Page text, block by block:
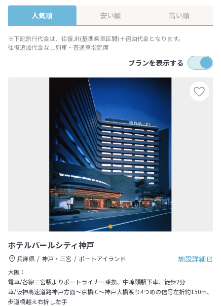
人気順 安い順 高い順
※下記旅行代金は、往復JR(基準乗車区間)＋宿泊代金となります。
往復追加代金なし列車・普通車指定席
プランを表示する
ホテルパールシティ神戸
施設詳細
兵庫県 神戸・三宮
ポートアイランド
大阪：
電車/各線三宮駅よりポートライナー乗換、中埠頭駅下車、徒歩2分
車/阪神高速道路神戸方面～京橋IC～神戸大橋渡り4つめの信号左折約150m、
歩道橋越え右折し左手